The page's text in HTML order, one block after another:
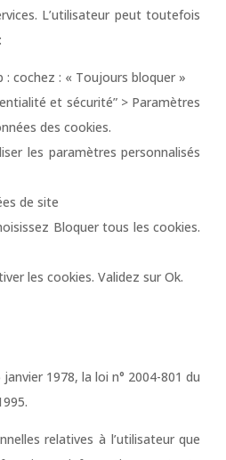
L’utilisateur peut toutefois
cochez : « Toujours bloquer »
et sécurité” > Paramètres
des cookies.
les paramètres personnalisés
de site
Bloquer tous les cookies.
les cookies. Validez sur Ok.
1978, la loi n° 2004-801 du
relatives à l’utilisateur que